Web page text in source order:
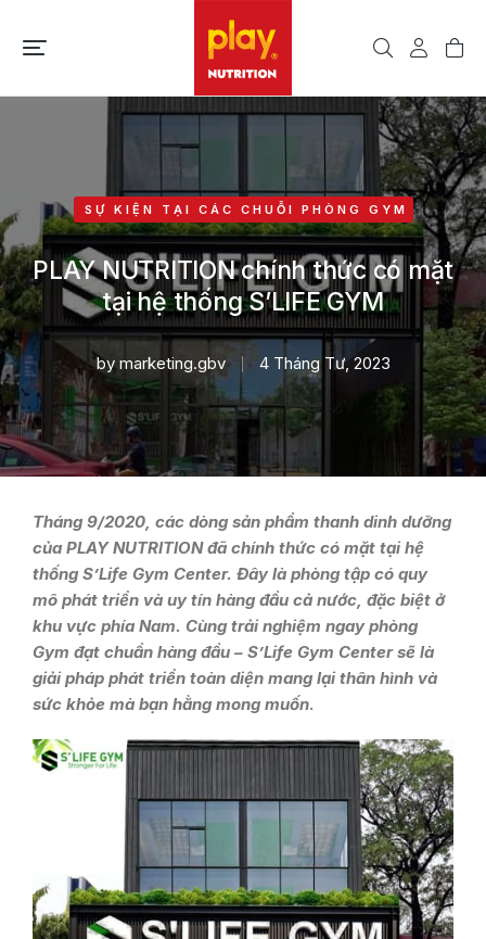
SỰ KIỆN TẠI CÁC CHUỖI PHÒNG GYM
PLAY NUTRITION chính thức có mặt
tại hệ thống S’LIFE GYM
bymarketing.gbv 4 Tháng Tư, 2023
Tháng 9/2020, các dòng sản phẩm thanh dinh dưỡng
của PLAY NUTRITION đã chính thức có mặt tại hệ
thống S’Life Gym Center. Đây là phòng tập có quy
mô phát triển và uy tín hàng đầu cả nước, đặc biệt ở
khu vực phía Nam. Cùng trải nghiệm ngay phòng
Gym đạt chuẩn hàng đầu – S’Life Gym Center sẽ là
giải pháp phát triển toàn diện mang lại thân hình và
sức khỏe mà bạn hằng mong muốn.